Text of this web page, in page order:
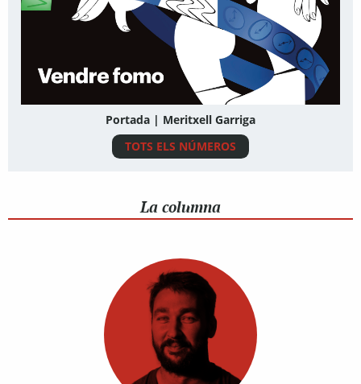
Portada | Meritxell Garriga
TOTS ELS NÚMEROS
La columna